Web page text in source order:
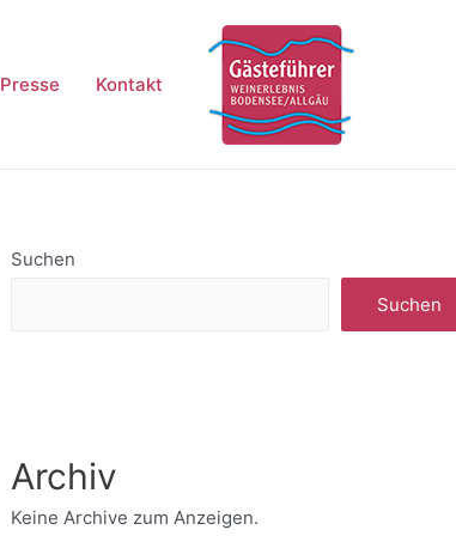
Presse Kontakt
Suchen
Suchen
Archiv
Keine Archive zum Anzeigen.